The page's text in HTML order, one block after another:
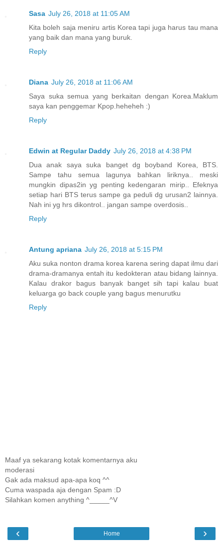
Sasa July 26, 2018 at 11:05 AM
Kita boleh saja meniru artis Korea tapi juga harus tau mana
yang baik dan mana yang buruk.
Reply
Diana July 26, 2018 at 11:06 AM
Saya suka semua yang berkaitan dengan Korea.Maklum
saya kan penggemar Kpop.heheheh :)
Reply
Edwin at Regular Daddy July 26, 2018 at 4:38 PM
Dua anak saya suka banget dg boyband Korea, BTS.
Sampe tahu semua lagunya bahkan liriknya.. meski
mungkin dipas2in yg penting kedengaran mirip.. Efeknya
setiap hari BTS terus sampe ga peduli dg urusan2 lainnya.
Nah ini yg hrs dikontrol.. jangan sampe overdosis..
Reply
Antung apriana July 26, 2018 at 5:15 PM
Aku suka nonton drama korea karena sering dapat ilmu dari
drama-dramanya entah itu kedokteran atau bidang lainnya.
Kalau drakor bagus banyak banget sih tapi kalau buat
keluarga go back couple yang bagus menurutku
Reply
Maaf ya sekarang kotak komentarnya aku
moderasi
Gak ada maksud apa-apa koq ^^
Cuma waspada aja dengan Spam :D
Silahkan komen anything ^_____^V
‹ ›
Home